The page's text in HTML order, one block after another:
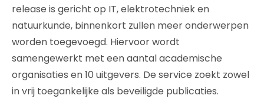
release is gericht op IT, elektrotechniek en
natuurkunde, binnenkort zullen meer onderwerpen
worden toegevoegd. Hiervoor wordt
samengewerkt met een aantal academische
organisaties en 10 uitgevers. De service zoekt zowel
in vrij toegankelijke als beveiligde publicaties.